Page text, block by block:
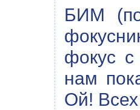
БИМ
фокус
нам
Ой!